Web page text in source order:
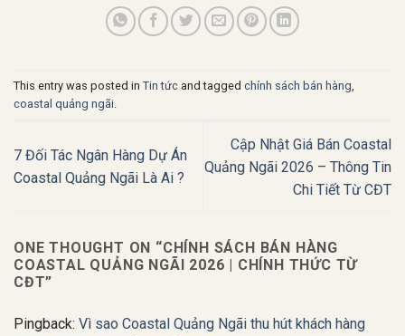
This entry was posted in Tin tức and tagged chính sách bán hàng
coastal quảng ngãi
7 Đối Tác Ngân Hàng Dự Án
Coastal Quảng Ngãi Là Ai ?
Cập Nhật Giá Bán Coastal
Quảng Ngãi 2026 – Thông Tin
Chi Tiết Từ CĐT
ONE THOUGHT ON “CHÍNH SÁCH BÁN HÀNG
COASTAL QUẢNG NGÃI 2026 | CHÍNH THỨC TỪ
CĐT”
Pingback: Vì sao Coastal Quảng Ngãi thu hút khách hàng